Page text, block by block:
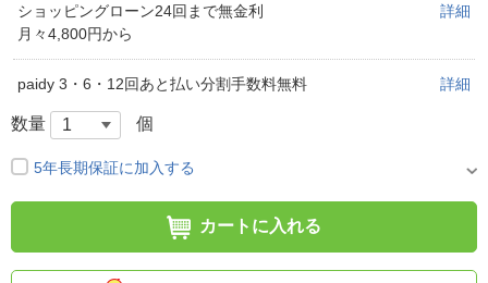
ショッピングローン24回まで無金利
月々4,800円から
詳細
paidy 3・6・12回あと払い分割手数料無料 詳細
数量 個
5年長期保証に加入する
カートに入れる